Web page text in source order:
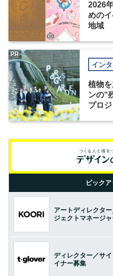
2026
めの
地域
イン
植物
ンの“
プロジ
PR
ピック
アートディレクタ
ジェクトマネージ
ディレクター／サ
イナー募集